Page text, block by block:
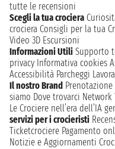
tutte le recensioni
Scegli la tua crociera
crociera Consigli per la tua
Video 3D Escursioni
Informazioni Utili Supporto
privacy Informativa cookies
Accessibilità Parcheggi
Il nostro Brand
siamo Dove trovarci Network
Le Crociere nell’era dell’IA
servizi per i crocieristi
Ticketcrociere Pagamento
Notizie e Aggiornamenti